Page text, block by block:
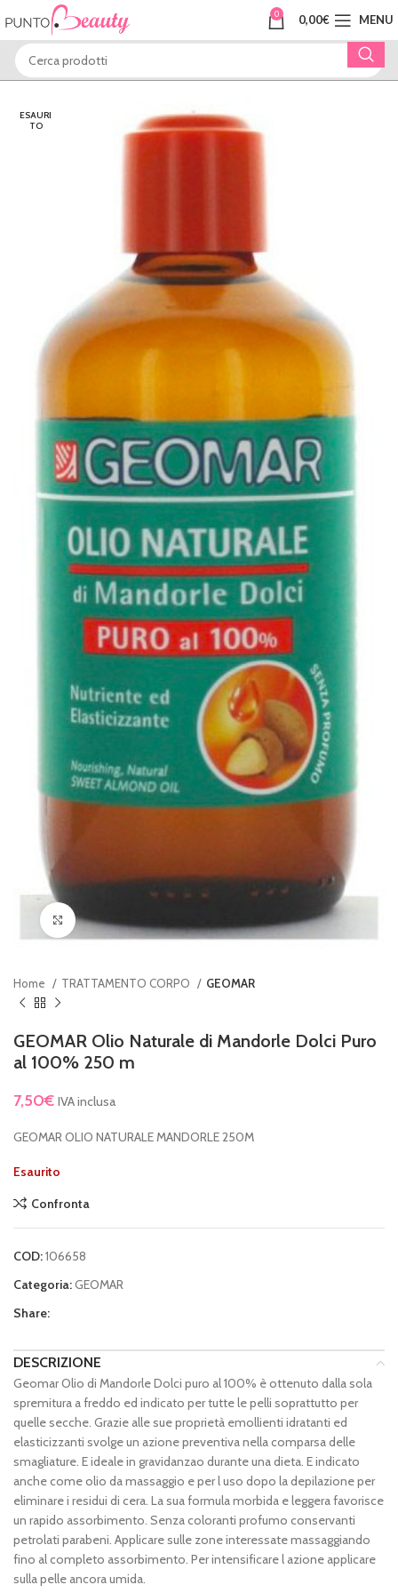
0 0,00€ MENU
ESAURI
TO
Clicca per ingrandire
Home TRATTAMENTO CORPO GEOMAR
GEOMAR Olio Naturale di Mandorle Dolci Puro
al 100% 250 m
7,50€ IVA inclusa
GEOMAR OLIO NATURALE MANDORLE 250M
Esaurito
Confronta
COD:106658
Categoria:GEOMAR
Share:
DESCRIZIONE
Geomar Olio di Mandorle Dolci puro al 100% è ottenuto dalla sola
spremitura a freddo ed indicato per tutte le pelli soprattutto per
quelle secche. Grazie alle sue proprietà emollienti idratanti ed
elasticizzanti svolge un azione preventiva nella comparsa delle
smagliature. E ideale in gravidanzao durante una dieta. E indicato
anche come olio da massaggio e per l uso dopo la depilazione per
eliminare i residui di cera. La sua formula morbida e leggera favorisce
un rapido assorbimento. Senza coloranti profumo conservanti
petrolati parabeni. Applicare sulle zone interessate massaggiando
fino al completo assorbimento. Per intensificare l azione applicare
sulla pelle ancora umida.